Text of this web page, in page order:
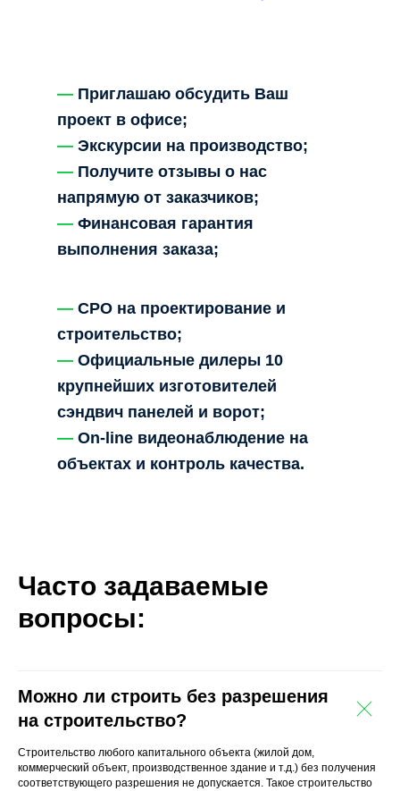
— Приглашаю обсудить Ваш
проект в офисе;
— Экскурсии на производство;
— Получите отзывы о нас
напрямую от заказчиков;
— Финансовая гарантия
выполнения заказа;
— СРО на проектирование и
строительство;
— Официальные дилеры 10
крупнейших изготовителей
сэндвич панелей и ворот;
— On-line видеонаблюдение на
объектах и контроль качества.
Часто задаваемые
вопросы:
Можно ли строить без разрешения
на строительство?
Строительство любого капитального объекта (жилой дом,
коммерческий объект, производственное здание и т.д.) без получения
соответствующего разрешения не допускается. Такое строительство